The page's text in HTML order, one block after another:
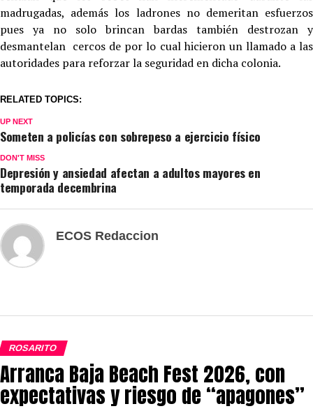
madrugadas, además los ladrones no demeritan esfuerzos
pues ya no solo brincan bardas también destrozan y
desmantelan cercos de por lo cual hicieron un llamado a las
autoridades para reforzar la seguridad en dicha colonia.
RELATED TOPICS:
UP NEXT
Someten a policías con sobrepeso a ejercicio físico
DON'T MISS
Depresión y ansiedad afectan a adultos mayores en
temporada decembrina
ECOS Redaccion
ROSARITO
Arranca Baja Beach Fest 2026, con
expectativas y riesgo de “apagones”